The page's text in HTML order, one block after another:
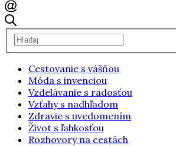
Cestovanie s vášňou
Móda s invenciou
Vzdelávanie s radosťou
Vzťahy s nadhľadom
Zdravie s uvedomením
Život s ľahkosťou
Rozhovory na cestách